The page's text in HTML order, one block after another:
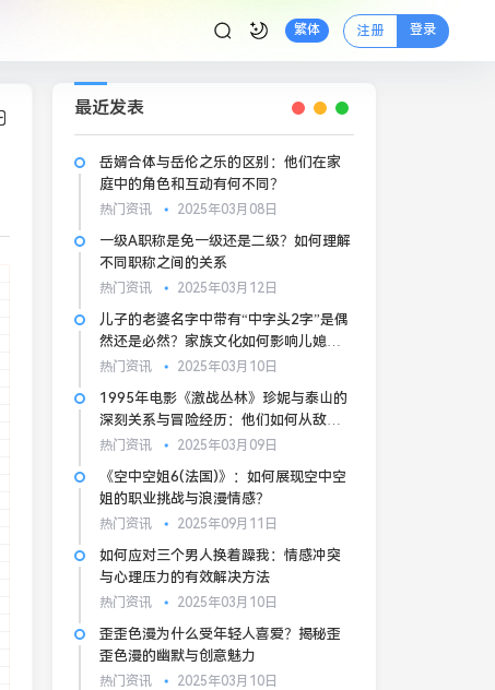
繁体 注册 登录
最近发表
岳婿合体与岳伦之乐的区别：他们在家
庭中的角色和互动有何不同？
热门资讯 2025年03月08日
一级A职称是免一级还是二级？如何理解
不同职称之间的关系
热门资讯 2025年03月12日
儿子的老婆名字中带有“中字头2字”是偶
然还是必然？家族文化如何影响儿媳的
角色定位？
热门资讯 2025年03月10日
1995年电影《激战丛林》珍妮与泰山的
深刻关系与冒险经历：他们如何从敌人
变为伙伴？
热门资讯 2025年03月09日
《空中空姐6(法国)》：如何展现空中空
姐的职业挑战与浪漫情感？
热门资讯 2025年09月11日
如何应对三个男人换着躁我：情感冲突
与心理压力的有效解决方法
热门资讯 2025年03月10日
歪歪色漫为什么受年轻人喜爱？揭秘歪
歪色漫的幽默与创意魅力
热门资讯 2025年03月10日